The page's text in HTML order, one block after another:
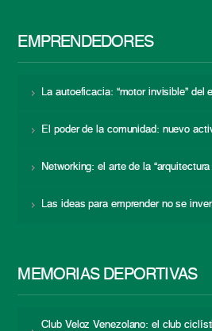
EMPRENDEDORES
La autoeficacia: “motor invisible” del
El poder de la comunidad: nuevo
Networking: el arte de la
Las ideas para emprender no se
MEMORIAS DEPORTIVAS
Club Veloz Venezolano: el club